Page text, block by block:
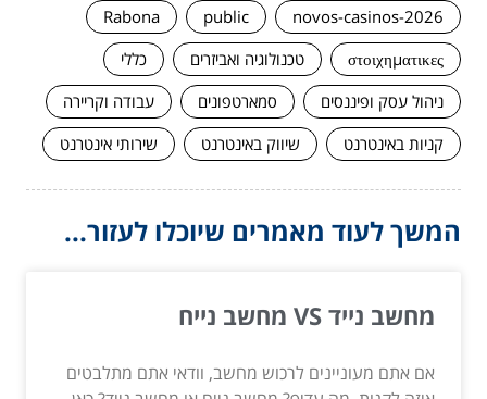
novos-casinos-2026
public
Rabona
στοιχηματικες
טכנולוגיה ואביזרים
כללי
ניהול עסק ופיננסים
סמארטפונים
עבודה וקריירה
קניות באינטרנט
שיווק באינטרנט שירותי אינטרנט
המשך לעוד מאמרים שיוכלו לעזור...
מחשב נייד VS מחשב נייח
אם אתם מעוניינים לרכוש מחשב, וודאי אתם מתלבטים